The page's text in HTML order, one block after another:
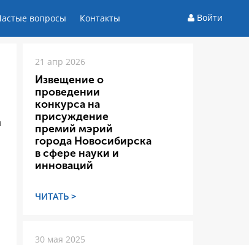
вопросы Контакты Войти
21 апр 2026
Извещение о
проведении
конкурса на
присуждение
премий мэрий
города Новосибирска
в сфере науки и
инноваций
ЧИТАТЬ >
30 мая 2025